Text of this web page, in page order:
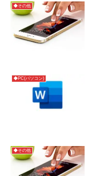
◆その他
◆PC(パソコン)
◆その他